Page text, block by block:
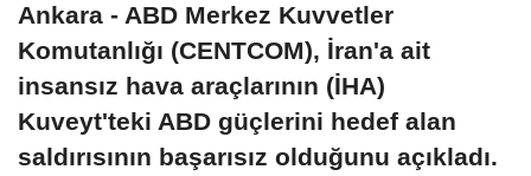
Ankara - ABD Merkez Kuvvetler
Komutanlığı (CENTCOM), İran'a ait
insansız hava araçlarının (İHA)
Kuveyt'teki ABD güçlerini hedef alan
saldırısının başarısız olduğunu açıkladı.